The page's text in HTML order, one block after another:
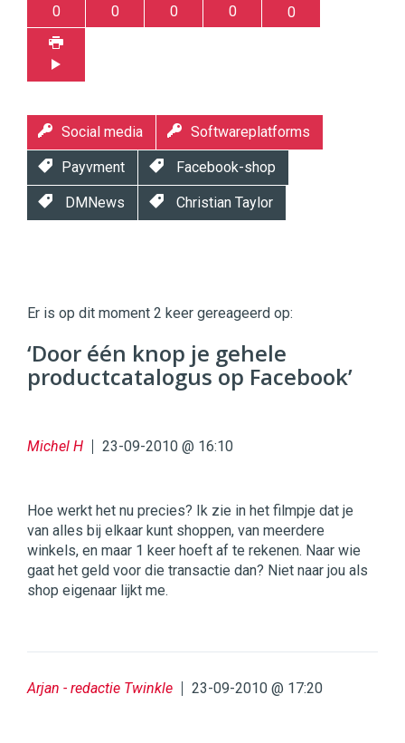
0 0 0 0 0
Social media Softwareplatforms
Payvment Facebook-shop
DMNews Christian Taylor
|
Digital
Commercehttps://twinklemagazine.nl
9654
Er is op dit moment 2 keer gereageerd op:
‘Door één knop je gehele
productcatalogus op Facebook’
Michel H 23-09-2010 @ 16:10
Hoe werkt het nu precies? Ik zie in het filmpje dat je
van alles bij elkaar kunt shoppen, van meerdere
winkels, en maar 1 keer hoeft af te rekenen. Naar wie
gaat het geld voor die transactie dan? Niet naar jou als
shop eigenaar lijkt me.
Arjan - redactie Twinkle 23-09-2010 @ 17:20